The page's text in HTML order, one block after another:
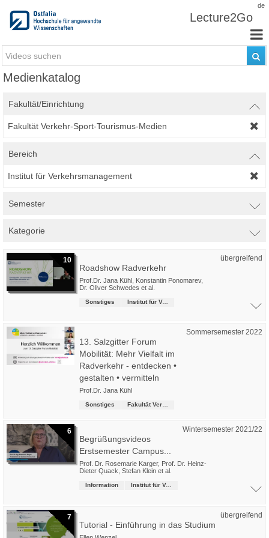
de
Lecture2Go
Medienkatalog
Fakultät/Einrichtung
Fakultät Verkehr-Sport-Tourismus-Medien
Bereich
Institut für Verkehrsmanagement
Semester
Kategorie
10 übergreifend
Roadshow Radverkehr
Prof.Dr. Jana Kühl Konstantin Ponomarev,
Dr. Oliver Schwedes et al.
Sonstiges Institut für Verkehrsmanagement
Sommersemester 2022
13. Salzgitter Forum
Mobilität: Mehr Vielfalt im
Radverkehr - entdecken •
gestalten • vermitteln
Prof.Dr. Jana Kühl
Sonstiges
6 Wintersemester 2021/22
Begrüßungsvideos
Erstsemester Campus...
Prof. Dr. Rosemarie Karger, Prof. Dr. Heinz-
Dieter Quack Stefan Klein et al.
Information Institut für Verkehrsmanagement
7 übergreifend
Tutorial - Einführung in das Studium